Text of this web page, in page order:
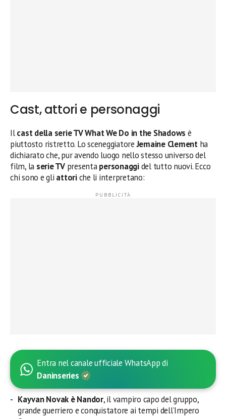
Cast, attori e personaggi
Ilcast della serie TV What We Do in the Shadows è
piuttosto ristretto. Lo sceneggiatoreJemaine Clementha
dichiarato che, pur avendo luogo nello stesso universo del
film, la serie TVpresentapersonaggidel tutto nuovi. Ecco
chi sono e gli attoriche li interpretano:
Entra nel canale ufficiale WhatsApp di
Daninseries
Kayvan Novak è Nandor, il vampiro capo del gruppo,
grande guerriero e conquistatore ai tempi dell’Impero